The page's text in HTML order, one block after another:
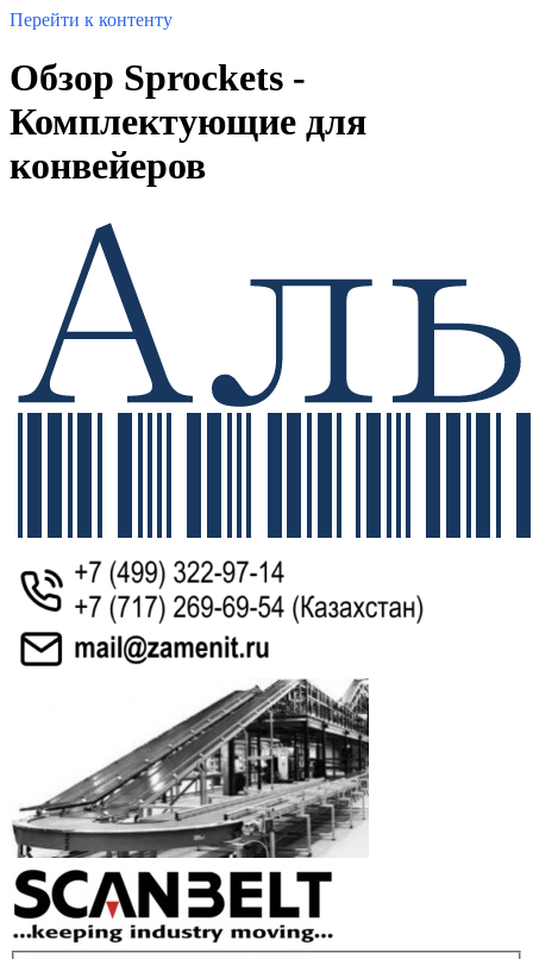
Перейти к контенту
Обзор Sprockets -
Комплектующие для
конвейеров